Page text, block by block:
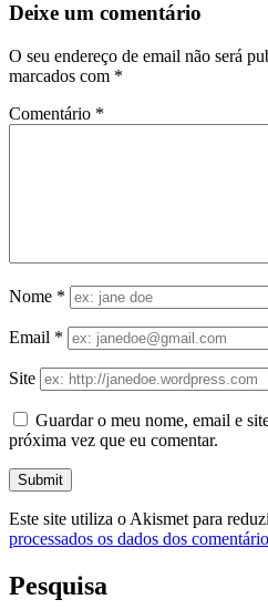
Deixe um comentário
O seu endereço de email não será
marcados com *
Comentário *
Nome *
Email *
Site
Guardar o meu nome, email e
próxima vez que eu comentar.
Este site utiliza o Akismet para
processados os dados dos
Pesquisa